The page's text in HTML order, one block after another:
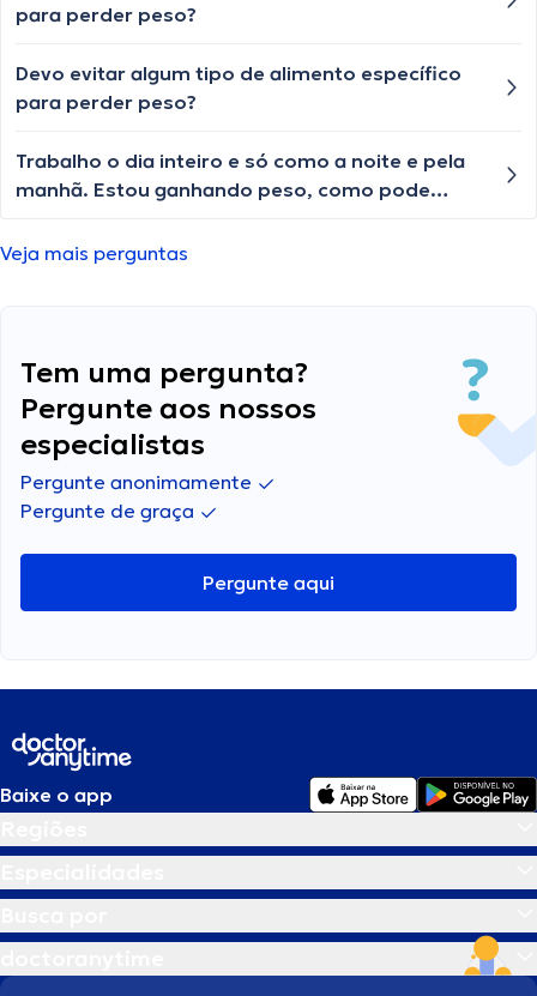
para perder peso?
Devo evitar algum tipo de alimento específico
para perder peso?
Trabalho o dia inteiro e só como a noite e pela
manhã. Estou ganhando peso, como pode
Veja mais perguntas
Tem uma pergunta?
Pergunte aos nossos
especialistas
Pergunte anonimamente
Pergunte de graça
Pergunte aqui
Baixe o app